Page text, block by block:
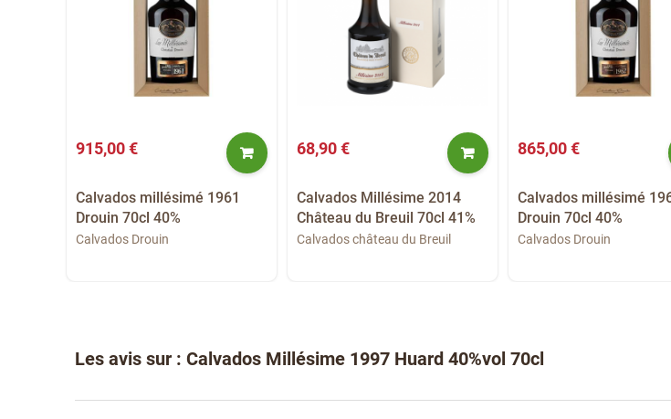
915,00 €
Calvados millésimé 1961
Drouin 70cl 40%
Calvados Drouin
68,90 €
Calvados Millésime 2014
Château du Breuil 70cl 41%
Calvados château du Breuil
865,00 €
Calvados millésimé
Drouin 70cl 40%
Calvados Drouin
Les avis sur : Calvados Millésime 1997 Huard 40%vol 70cl